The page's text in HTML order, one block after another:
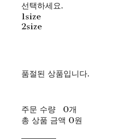
선택하세요.
1size
2size
품절된 상품입니다.
주문 수량
0개
총 상품 금액 0원